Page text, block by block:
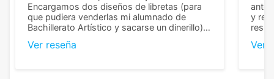
Encargamos dos diseños de libretas (para
que pudiera venderlas mi alumnado de
Bachillerato Artístico y sacarse un dinerillo) y
diferencia, con libretas de muy buena calidad
Ver reseña
y
Ver